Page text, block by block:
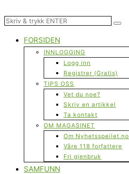
FORSIDEN
INNLOGGING
Logg inn
Registrer (Gratis)
TIPS OSS
Vet du noe?
Skriv en artikkel
Ta kontakt
OM MAGASINET
Om Nyhetsspeilet.no
Våre 118 forfattere
Fri gjenbruk
SAMFUNN